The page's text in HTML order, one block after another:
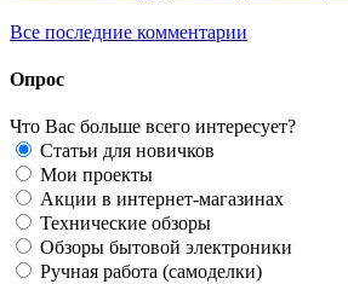
Все последние комментарии
Опрос
Что Вас больше всего интересует?
Статьи для новичков
Мои проекты
Акции в интернет-магазинах
Технические обзоры
Обзоры бытовой электроники
Ручная работа (самоделки)